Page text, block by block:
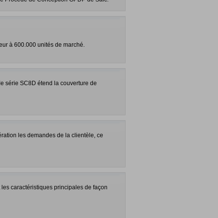
à 600.000 unités de marché.
série SC8D étend la couverture de
les demandes de la clientèle, ce
caractéristiques principales de façon